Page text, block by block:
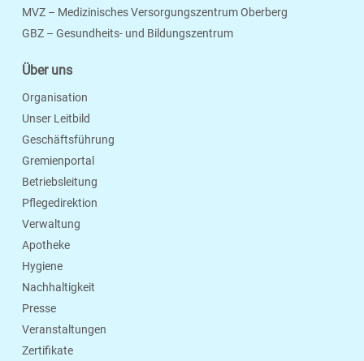
MVZ – Medizinisches Versorgungszentrum Oberberg
GBZ – Gesundheits- und Bildungszentrum
Über uns
Organisation
Unser Leitbild
Geschäftsführung
Gremienportal
Betriebsleitung
Pflegedirektion
Verwaltung
Apotheke
Hygiene
Nachhaltigkeit
Presse
Veranstaltungen
Zertifikate